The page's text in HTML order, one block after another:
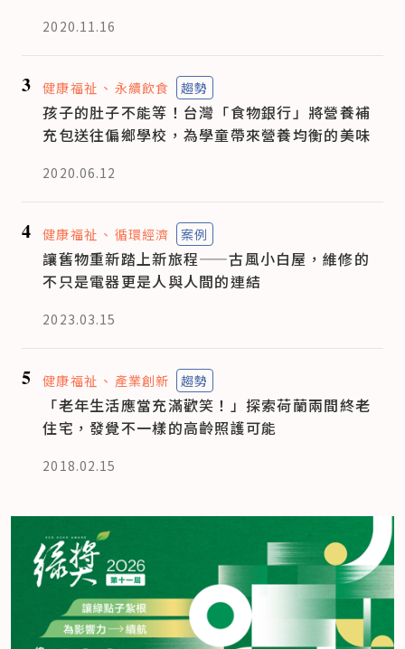
2020.11.16
3 健康福祉 永續飲食 趨勢
孩子的肚子不能等！台灣「食物銀行」將營養補
充包送往偏鄉學校，為學童帶來營養均衡的美味
2020.06.12
4 健康福祉 循環經濟 案例
讓舊物重新踏上新旅程——古風小白屋，維修的
不只是電器更是人與人間的連結
2023.03.15
5 健康福祉 產業創新 趨勢
「老年生活應當充滿歡笑！」探索荷蘭兩間終老
住宅，發覺不一樣的高齡照護可能
2018.02.15